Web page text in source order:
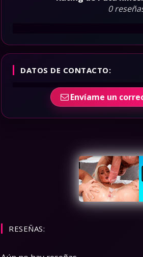
0
DATOS DE CONTACTO:
Envíame un
RESEÑAS: